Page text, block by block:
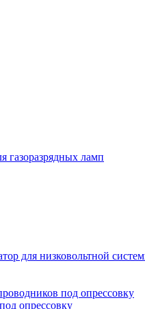
газоразрядных ламп
для низковольтной
под опрессовку
опрессовку